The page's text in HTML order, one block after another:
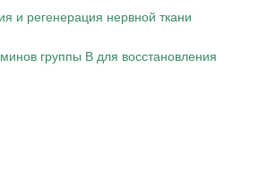
и регенерация нервной ткани
группы B для восстановления